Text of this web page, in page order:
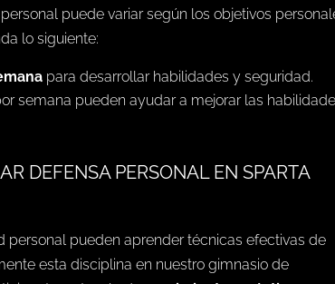
puede variar según los objetivos
lo siguiente:
para desarrollar habilidades y seguridad.
semana pueden ayudar a mejorar las
DEFENSA PERSONAL EN SPARTA
personal pueden aprender técnicas efectivas de
esta disciplina en nuestro gimnasio de